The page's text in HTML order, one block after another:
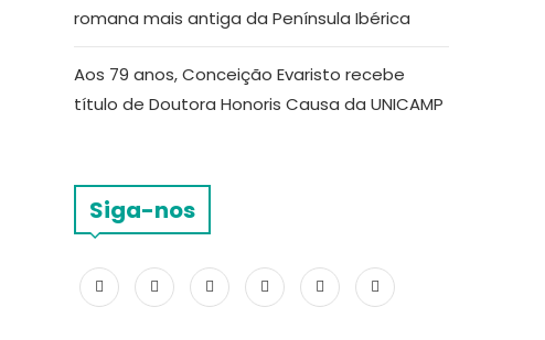
romana mais antiga da Península Ibérica
Aos 79 anos, Conceição Evaristo recebe
título de Doutora Honoris Causa da UNICAMP
Siga-nos